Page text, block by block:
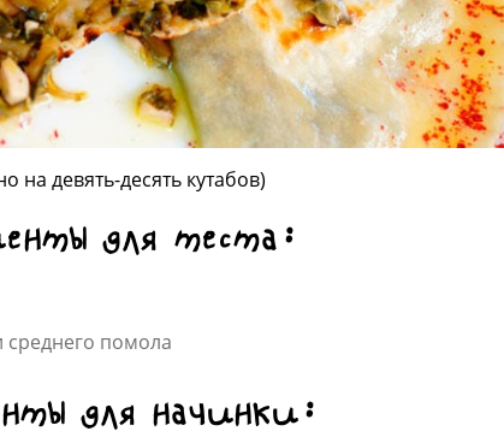
на девять-десять кутабов)
для теста:
помола
для начинки: